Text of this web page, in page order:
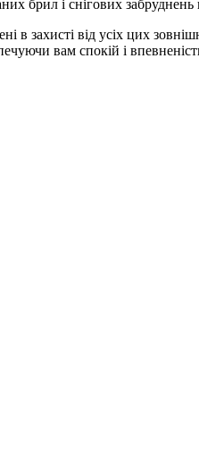
брил і снігових
захисті від усіх цих
вам спокій і